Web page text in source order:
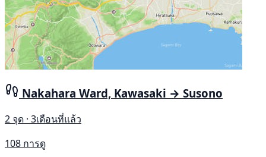
Nakahara Ward, Kawasaki → Susono
2 จุด · 3เดือนที่แล้ว
108 การดู